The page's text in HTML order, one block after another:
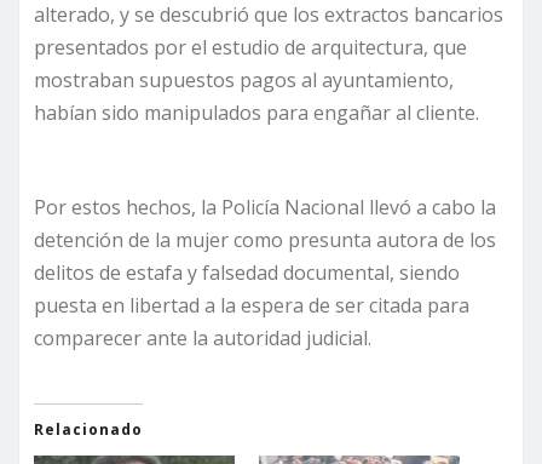
alterado, y se descubrió que los extractos bancarios
presentados por el estudio de arquitectura, que
mostraban supuestos pagos al ayuntamiento,
habían sido manipulados para engañar al cliente.
Por estos hechos, la Policía Nacional llevó a cabo la
detención de la mujer como presunta autora de los
delitos de estafa y falsedad documental, siendo
puesta en libertad a la espera de ser citada para
comparecer ante la autoridad judicial.
Relacionado